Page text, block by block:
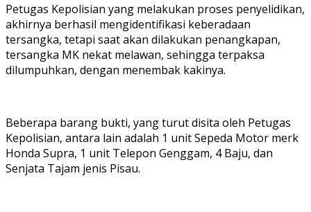
Petugas Kepolisian yang melakukan proses penyelidikan,
akhirnya berhasil mengidentifikasi keberadaan
tersangka, tetapi saat akan dilakukan penangkapan,
tersangka MK nekat melawan, sehingga terpaksa
dilumpuhkan, dengan menembak kakinya.
Beberapa barang bukti, yang turut disita oleh Petugas
Kepolisian, antara lain adalah 1 unit Sepeda Motor merk
Honda Supra, 1 unit Telepon Genggam, 4 Baju, dan
Senjata Tajam jenis Pisau.